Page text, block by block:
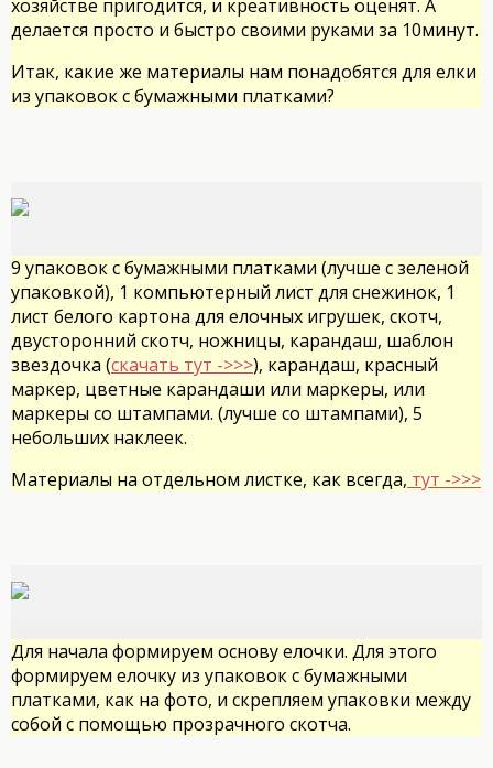
хозяйстве пригодится, и креативность оценят. А
делается просто и быстро своими руками за 10минут.
Итак, какие же материалы нам понадобятся для елки
из упаковок с бумажными платками?
9 упаковок с бумажными платками (лучше с зеленой
упаковкой), 1 компьютерный лист для снежинок, 1
лист белого картона для елочных игрушек, скотч,
двусторонний скотч, ножницы, карандаш, шаблон
звездочка (скачать тут ->>>), карандаш, красный
маркер, цветные карандаши или маркеры, или
маркеры со штампами. (лучше со штампами), 5
небольших наклеек.
Материалы на отдельном листке, как всегда, тут ->>>
Для начала формируем основу елочки. Для этого
формируем елочку из упаковок с бумажными
платками, как на фото, и скрепляем упаковки между
собой с помощью прозрачного скотча.